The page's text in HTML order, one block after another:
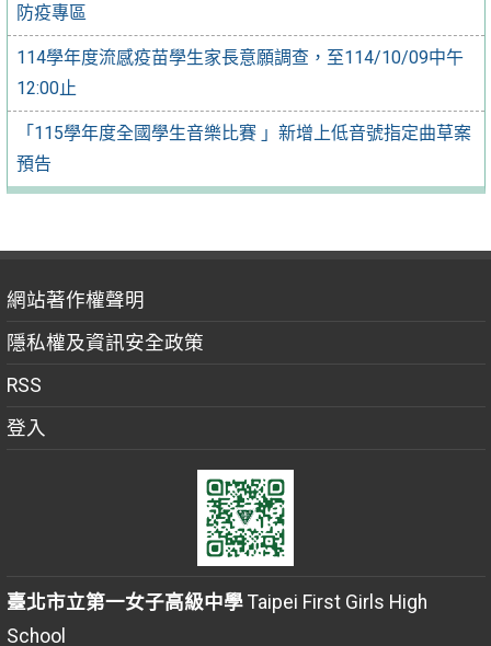
防疫專區
114學年度流感疫苗學生家長意願調查，至114/10/09中午
12:00止
「115學年度全國學生音樂比賽 」新增上低音號指定曲草案
預告
網站著作權聲明
隱私權及資訊安全政策
RSS
登入
臺北市立第一女子高級中學Taipei First Girls High
School